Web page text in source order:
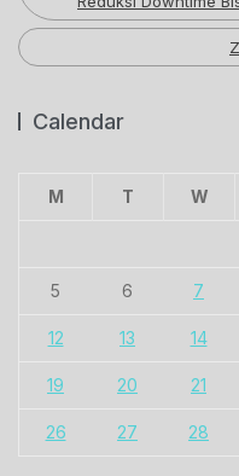
Calendar
M T W
5 6 7
12 13 14
19 20 21
26 27 28